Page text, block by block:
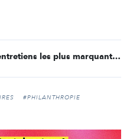
[Rétrospective] Découvrez les entretiens les plus marquants de l’année sur Carenews
#PHILANTHROPIE